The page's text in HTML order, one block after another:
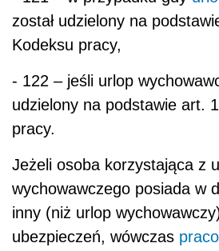
został udzielony na
Kodeksu pracy,
- 122 – jeśli urlop
udzielony na podstawie art.
pracy.
Jeżeli osoba korzystająca z
wychowawczego posiada w
inny (niż urlop
ubezpieczeń, wówczas